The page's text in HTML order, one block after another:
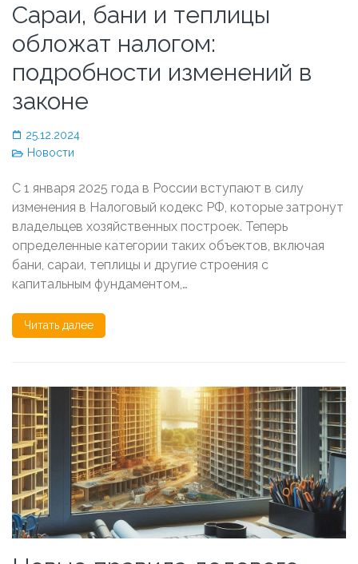
Сараи, бани и теплицы
обложат налогом:
подробности изменений в
законе
25.12.2024
Новости
С 1 января 2025 года в России вступают в силу
изменения в Налоговый кодекс РФ, которые затронут
владельцев хозяйственных построек. Теперь
определенные категории таких объектов, включая
бани, сараи, теплицы и другие строения с
капитальным фундаментом,…
Читать далее